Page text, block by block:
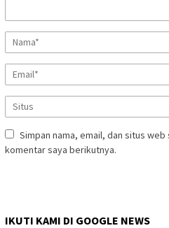
Simpan nama, email, dan situs
komentar saya berikutnya.
IKUTI KAMI DI GOOGLE NEWS